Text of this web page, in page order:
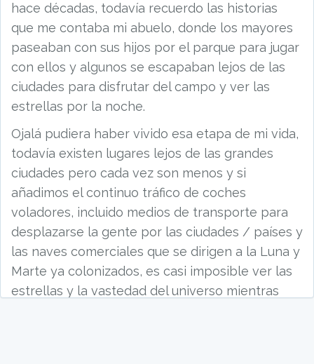
hace décadas, todavía recuerdo las historias
que me contaba mi abuelo, donde los mayores
paseaban con sus hijos por el parque para jugar
con ellos y algunos se escapaban lejos de las
ciudades para disfrutar del campo y ver las
estrellas por la noche.
Ojalá pudiera haber vivido esa etapa de mi vida,
todavía existen lugares lejos de las grandes
ciudades pero cada vez son menos y si
añadimos el continuo tráfico de coches
voladores, incluido medios de transporte para
desplazarse la gente por las ciudades / países y
las naves comerciales que se dirigen a la Luna y
Marte ya colonizados, es casi imposible ver las
estrellas y la vastedad del universo mientras